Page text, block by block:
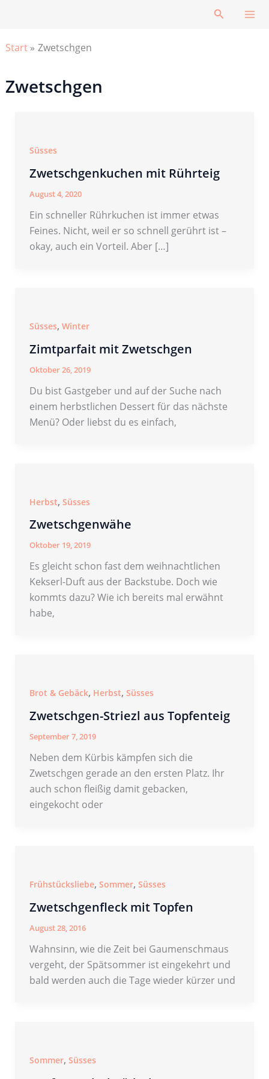
Suchen
Start Zwetschgen
Zwetschgen
Süsses
Zwetschgenkuchen mit Rührteig
August 4, 2020
Ein schneller Rührkuchen ist immer etwas
Feines. Nicht, weil er so schnell gerührt ist –
okay, auch ein Vorteil. Aber […]
Süsses, Winter
Zimtparfait mit Zwetschgen
Oktober 26, 2019
Du bist Gastgeber und auf der Suche nach
einem herbstlichen Dessert für das nächste
Menü? Oder liebst du es einfach,
Herbst, Süsses
Zwetschgenwähe
Oktober 19, 2019
Es gleicht schon fast dem weihnachtlichen
Kekserl-Duft aus der Backstube. Doch wie
kommts dazu? Wie ich bereits mal erwähnt
habe,
Brot & Gebäck, Herbst, Süsses
Zwetschgen-Striezl aus Topfenteig
September 7, 2019
Neben dem Kürbis kämpfen sich die
Zwetschgen gerade an den ersten Platz. Ihr
auch schon fleißig damit gebacken,
eingekocht oder
Frühstücksliebe, Sommer, Süsses
Zwetschgenfleck mit Topfen
August 28, 2016
Wahnsinn, wie die Zeit bei Gaumenschmaus
vergeht, der Spätsommer ist eingekehrt und
bald werden auch die Tage wieder kürzer und
Sommer, Süsses